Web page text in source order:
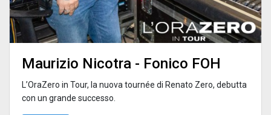
Maurizio Nicotra - Fonico FOH
L’OraZero in Tour, la nuova tournée di Renato Zero, debutta
con un grande successo.